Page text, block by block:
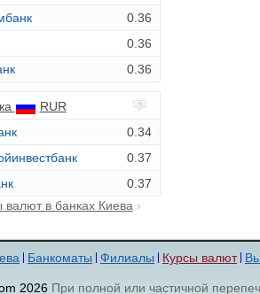
0.36
0.36
0.36
RUR
0.34
0.37
0.37
валют в банках Киева
Банкоматы Филиалы Курсы валют
2026 При полной или частичной